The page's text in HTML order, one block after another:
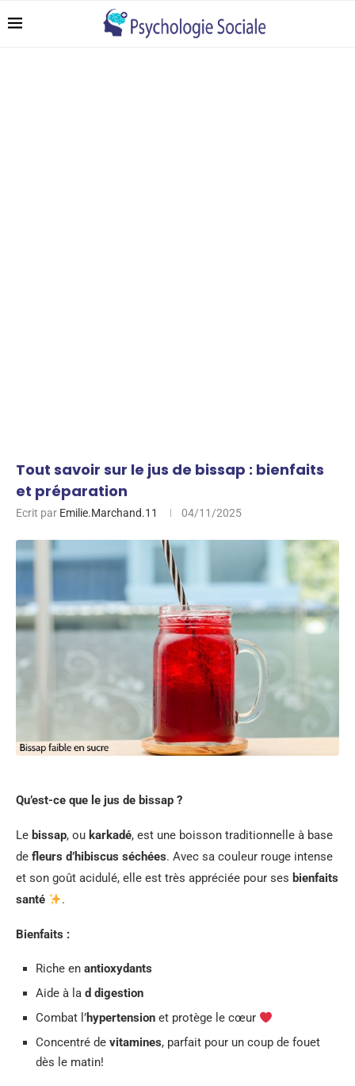
Tout savoir sur le jus de bissap : bienfaits
et préparation
Ecrit par Emilie.Marchand.11 04/11/2025
Qu’est-ce que le jus de bissap ?
Le bissap, ou karkadé, est une boisson traditionnelle à base
de fleurs d’hibiscus séchées. Avec sa couleur rouge intense
et son goût acidulé, elle est très appréciée pour ses bienfaits
santé
.
Bienfaits :
Riche en antioxydants
Aide à la d digestion
Combat l’hypertension et protège le cœur
Concentré de vitamines, parfait pour un coup de fouet
dès le matin!